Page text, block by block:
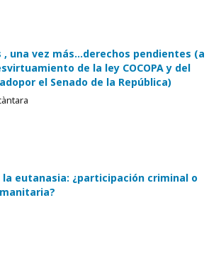
, una vez más...derechos pendientes (a
de la ley COCOPA y del
el Senado de la República)
eutanasia: ¿participación criminal o